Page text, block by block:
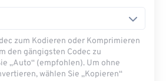
zum Kodieren oder Komprimieren
den gängigsten Codec zu
„Auto“ (empfohlen). Um ohne
wählen Sie „Kopieren“